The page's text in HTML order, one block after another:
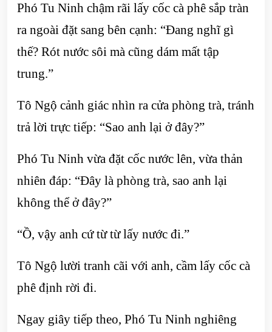
Phó Tu Ninh chậm rãi lấy cốc cà phê sắp tràn
ra ngoài đặt sang bên cạnh: “Đang nghĩ gì
thế? Rót nước sôi mà cũng dám mất tập
trung.”
Tô Ngộ cảnh giác nhìn ra cửa phòng trà, tránh
trả lời trực tiếp: “Sao anh lại ở đây?”
Phó Tu Ninh vừa đặt cốc nước lên, vừa thản
nhiên đáp: “Đây là phòng trà, sao anh lại
không thể ở đây?”
“Ồ, vậy anh cứ từ từ lấy nước đi.”
Tô Ngộ lười tranh cãi với anh, cầm lấy cốc cà
phê định rời đi.
Ngay giây tiếp theo, Phó Tu Ninh nghiêng